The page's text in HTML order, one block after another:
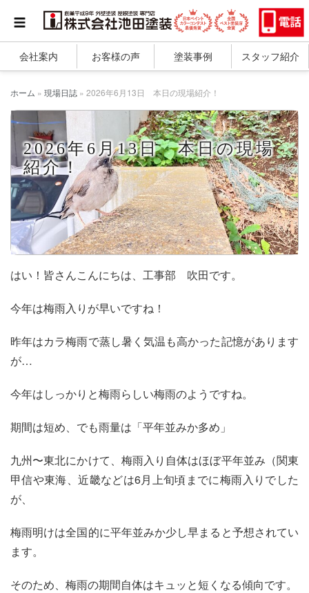
会社案内 お客様の声 塗装事例 スタッフ紹介
ホーム » 現場日誌 » 2026年6月13日 本日の現場紹介！
2026年6月13日 本日の現場
紹介！
はい！皆さんこんにちは、工事部 吹田です。
今年は梅雨入りが早いですね！
昨年はカラ梅雨で蒸し暑く気温も高かった記憶があります
が…
今年はしっかりと梅雨らしい梅雨のようですね。
期間は短め、でも雨量は「平年並みか多め」
九州〜東北にかけて、梅雨入り自体はほぼ平年並み（関東
甲信や東海、近畿などは6月上旬頃までに梅雨入りでした
が、
梅雨明けは全国的に平年並みか少し早まると予想されてい
ます。
そのため、梅雨の期間自体はキュッと短くなる傾向です。